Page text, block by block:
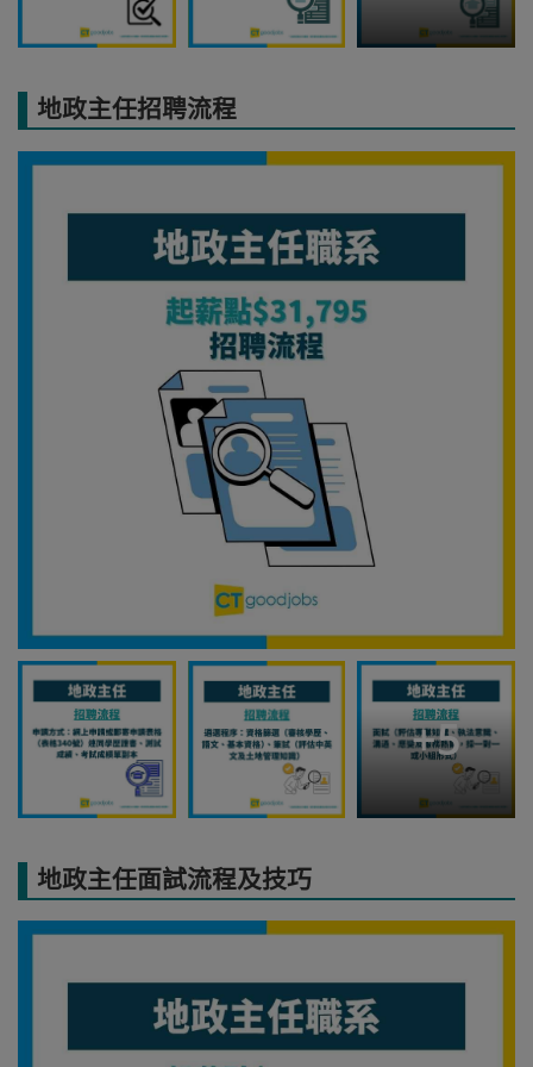
地政主任招聘流程
+5
地政主任面試流程及技巧